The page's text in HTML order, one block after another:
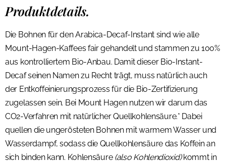
Produktdetails.
Die Bohnen für den Arabica-Decaf-Instant sind wie alle
Mount-Hagen-Kaffees fair gehandelt und stammen zu 100%
aus kontrolliertem Bio-Anbau. Damit dieser Bio-Instant-
Decaf seinen Namen zu Recht trägt, muss natürlich auch
der Entkoffeinierungsprozess für die Bio-Zertifizierung
zugelassen sein. Bei Mount Hagen nutzen wir darum das
CO2-Verfahren mit natürlicher Quellkohlensäure.* Dabei
quellen die ungerösteten Bohnen mit warmem Wasser und
Wasserdampf, sodass die Quellkohlensäure das Koffein an
sich binden kann. Kohlensäure (also Kohlendioxid)kommt in